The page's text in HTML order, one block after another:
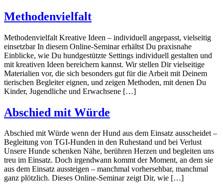
Methodenvielfalt
Methodenvielfalt Kreative Ideen – individuell angepasst, vielseitig
einsetzbar In diesem Online-Seminar erhältst Du praxisnahe
Einblicke, wie Du hundgestützte Settings individuell gestalten und
mit kreativen Ideen bereichern kannst. Wir stellen Dir vielseitige
Materialien vor, die sich besonders gut für die Arbeit mit Deinem
tierischen Begleiter eignen, und zeigen Methoden, mit denen Du
Kinder, Jugendliche und Erwachsene […]
Abschied mit Würde
Abschied mit Würde wenn der Hund aus dem Einsatz ausscheidet –
Begleitung von TGI-Hunden in den Ruhestand und bei Verlust
Unsere Hunde schenken Nähe, berühren Herzen und begleiten uns
treu im Einsatz. Doch irgendwann kommt der Moment, an dem sie
aus dem Einsatz aussteigen – manchmal vorhersehbar, manchmal
ganz plötzlich. Dieses Online-Seminar zeigt Dir, wie […]